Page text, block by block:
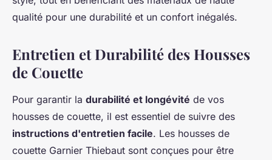
qualité pour une durabilité et un confort inégalés.
Entretien et Durabilité des Housses
de Couette
Pour garantir la durabilité et longévité de vos
housses de couette, il est essentiel de suivre des
instructions d'entretien facile. Les housses de
couette Garnier Thiebaut sont conçues pour être